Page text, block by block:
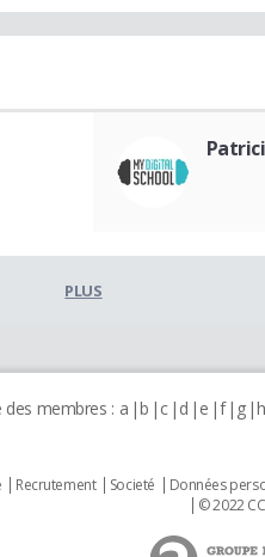
PLUS
des membres : a b c d e f g h
Recrutement Societé Données
© 2022